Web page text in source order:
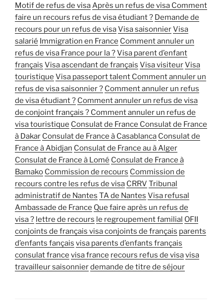
Motif de refus de visaAprès un refus de visa Comment
faire un recours refus de visa étudiant ? Demande de
recours pour un refus de visaVisa saisonnierVisa
salarié Immigration en France Comment annuler un
refus de visa France pour la ?Visa parent d’enfant
français Visa ascendant de français Visa visiteurVisa
touristique Visa passeport talent Comment annuler un
refus de visa saisonnier ? Comment annuler un refus
de visa étudiant ? Comment annuler un refus de visa
de conjoint français ? Comment annuler un refus de
visa touristique Consulat de France Consulat de France
à Dakar Consulat de France à Casablanca Consulat de
France à Abidjan Consulat de France au à Alger
Consulat de France à Lomé Consulat de France à
Bamako Commission de recours Commission de
recours contre les refus de visa CRRV Tribunal
administratif de Nantes TA de Nantes Visa refusal
Ambassade de France Que faire après un refus de
visa ? lettre de recours le regroupement familial OFII
conjoints de français visa conjoints de français parents
d’enfants fançais visa parents d’enfants français
consulat france visa france recours refus de visavisa
travailleur saisonnierdemande de titre de séjour